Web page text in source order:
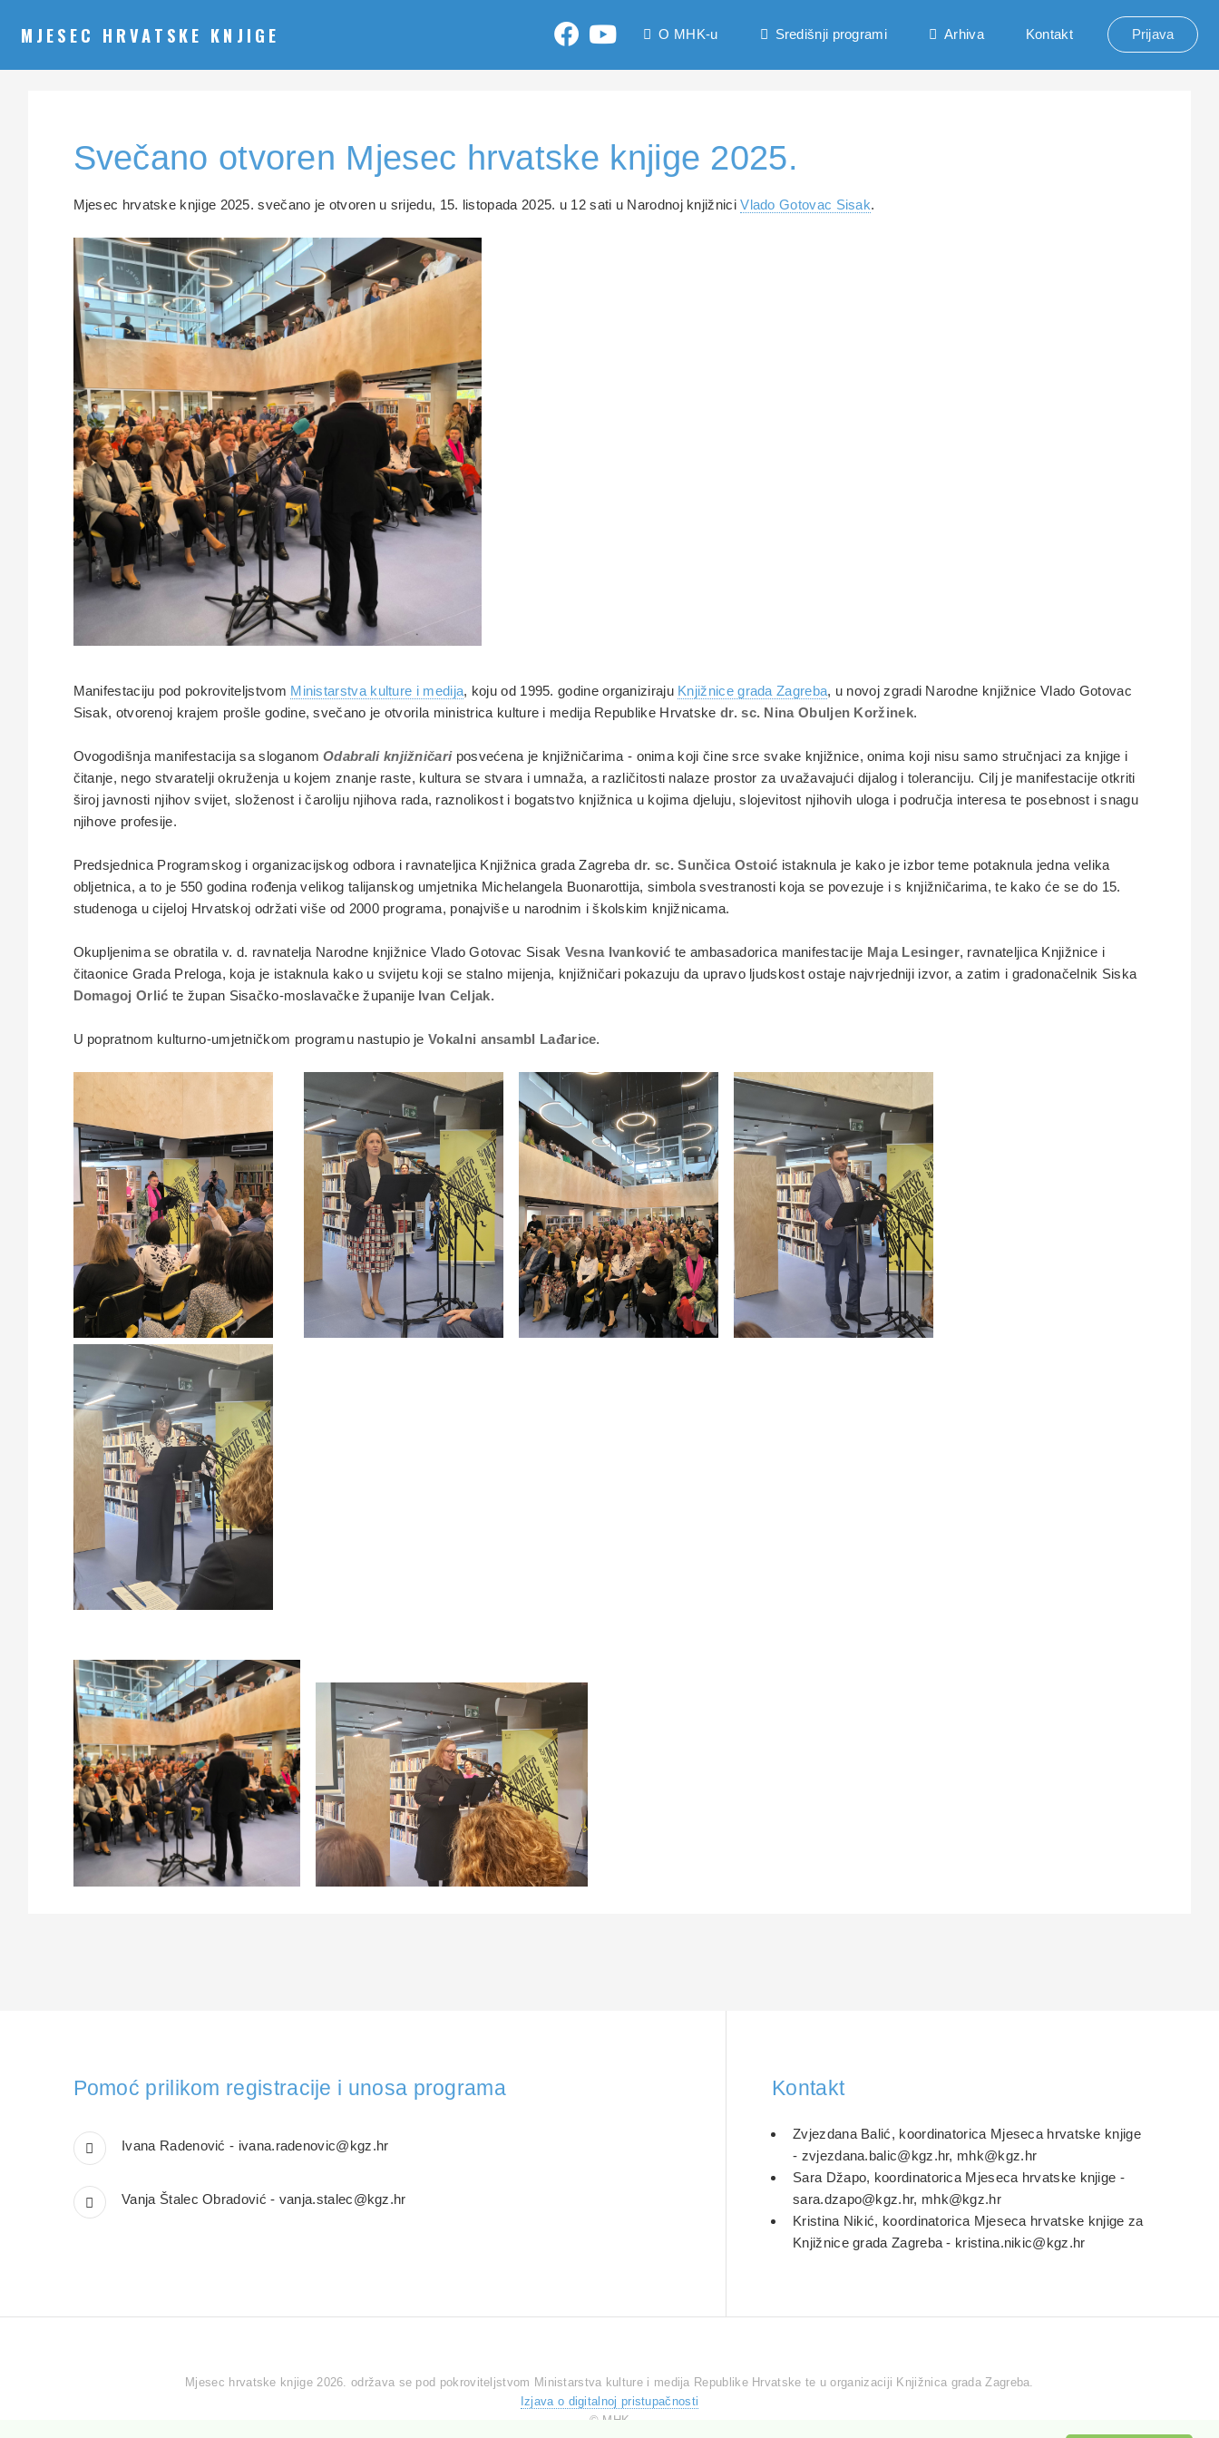
MJESEC HRVATSKE KNJIGE O MHK-u Središnji programi Arhiva Kontakt Prijava
Svečano otvoren Mjesec hrvatske knjige 2025.
Mjesec hrvatske knjige 2025. svečano je otvoren u srijedu, 15. listopada 2025. u 12 sati u Narodnoj knjižniciVlado Gotovac Sisak.
Manifestaciju pod pokroviteljstvom Ministarstva kulture i medija, koju od 1995. godine organiziraju Knjižnice grada Zagreba, u novoj zgradi Narodne knjižnice Vlado Gotovac
Sisak, otvorenoj krajem prošle godine, svečano je otvorila ministrica kulture i medija Republike Hrvatskedr. sc. Nina Obuljen Koržinek.
Ovogodišnja manifestacija sa sloganomOdabrali knjižničari posvećena je knjižničarima - onima koji čine srce svake knjižnice, onima koji nisu samo stručnjaci za knjige i
čitanje, nego stvaratelji okruženja u kojem znanje raste, kultura se stvara i umnaža, a različitosti nalaze prostor za uvažavajući dijalog i toleranciju. Cilj je manifestacije otkriti
široj javnosti njihov svijet, složenost i čaroliju njihova rada, raznolikost i bogatstvo knjižnica u kojima djeluju, slojevitost njihovih uloga i područja interesa te posebnost i snagu
njihove profesije.
Predsjednica Programskog i organizacijskog odbora i ravnateljica Knjižnica grada Zagreba dr. sc. Sunčica Ostoić istaknula je kako je izbor teme potaknula jedna velika
obljetnica, a to je 550 godina rođenja velikog talijanskog umjetnika Michelangela Buonarottija, simbola svestranosti koja se povezuje i s knjižničarima, te kako će se do 15.
studenoga u cijeloj Hrvatskoj održati više od 2000 programa, ponajviše u narodnim i školskim knjižnicama.
Okupljenima se obratila v. d. ravnatelja Narodne knjižnice Vlado Gotovac Sisak Vesna Ivanković te ambasadorica manifestacije Maja Lesinger, ravnateljica Knjižnice i
čitaonice Grada Preloga, koja je istaknula kako u svijetu koji se stalno mijenja, knjižničari pokazuju da upravo ljudskost ostaje najvrjedniji izvor, a zatim i gradonačelnik Siska
Domagoj Orlić te župan Sisačko-moslavačke županije Ivan Celjak.
U popratnom kulturno-umjetničkom programu nastupio jeVokalni ansambl Lađarice.
Pomoć prilikom registracije i unosa programa
Ivana Radenović - ivana.radenovic@kgz.hr
Vanja Štalec Obradović - vanja.stalec@kgz.hr
Kontakt
Zvjezdana Balić, koordinatorica Mjeseca hrvatske knjige
- zvjezdana.balic@kgz.hr, mhk@kgz.hr
Sara Džapo, koordinatorica Mjeseca hrvatske knjige -
sara.dzapo@kgz.hr, mhk@kgz.hr
Kristina Nikić, koordinatorica Mjeseca hrvatske knjige za
Knjižnice grada Zagreba - kristina.nikic@kgz.hr
Mjesec hrvatske knjige 2026. održava se pod pokroviteljstvom Ministarstva kulture i medija Republike Hrvatske te u organizaciji Knjižnica grada Zagreba.
Izjava o digitalnoj pristupačnosti
© MHK